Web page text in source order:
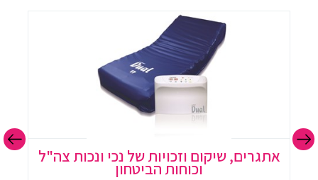
אתגרים, שיקום וזכויות של נכי ונכות צה"ל
וכוחות הביטחון